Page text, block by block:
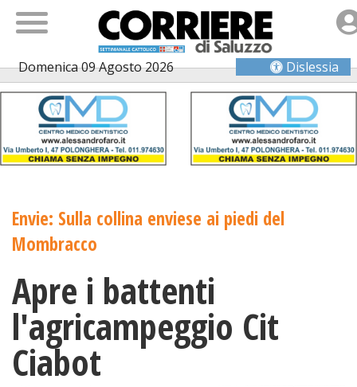
Domenica 09 Agosto 2026 Dislessia
Envie: Sulla collina enviese ai piedi del
Mombracco
Apre i battenti
l'agricampeggio Cit
Ciabot